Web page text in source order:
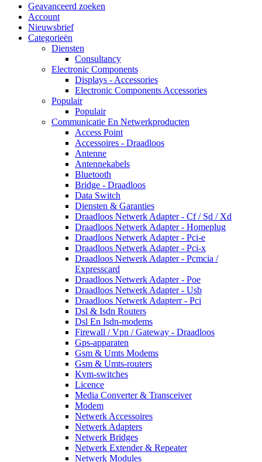
Geavanceerd zoeken
Account
Nieuwsbrief
Categorieën
Diensten
Consultancy
Electronic Components
Displays - Accessories
Electronic Components Accessories
Populair
Populair
Communicatie En Netwerkproducten
Access Point
Accessoires - Draadloos
Antenne
Antennekabels
Bluetooth
Bridge - Draadloos
Data Switch
Diensten & Garanties
Draadloos Netwerk Adapter - Cf / Sd / Xd
Draadloos Netwerk Adapter - Homeplug
Draadloos Netwerk Adapter - Pci-e
Draadloos Netwerk Adapter - Pci-x
Draadloos Netwerk Adapter - Pcmcia /
Expresscard
Draadloos Netwerk Adapter - Poe
Draadloos Netwerk Adapter - Usb
Draadloos Netwerk Adapterr - Pci
Dsl & Isdn Routers
Dsl En Isdn-modems
Firewall / Vpn / Gateway - Draadloos
Gps-apparaten
Gsm & Umts Modems
Gsm & Umts-routers
Kvm-switches
Licence
Media Converter & Transceiver
Modem
Netwerk Accessoires
Netwerk Adapters
Netwerk Bridges
Netwerk Extender & Repeater
Netwerk Modules